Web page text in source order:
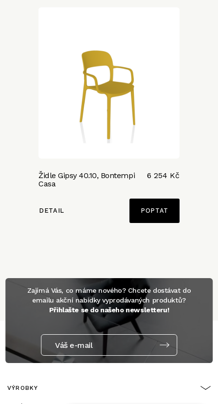
Židle Gipsy 40.10, Bontempi
Casa
6 254 Kč
DETAIL POPTAT
Zajímá Vás, co máme nového? Chcete dostávat do
emailu akční nabídky vyprodávaných produktů?
Přihlašte se do našeho newsletteru!
Váš e-mail
VÝROBKY